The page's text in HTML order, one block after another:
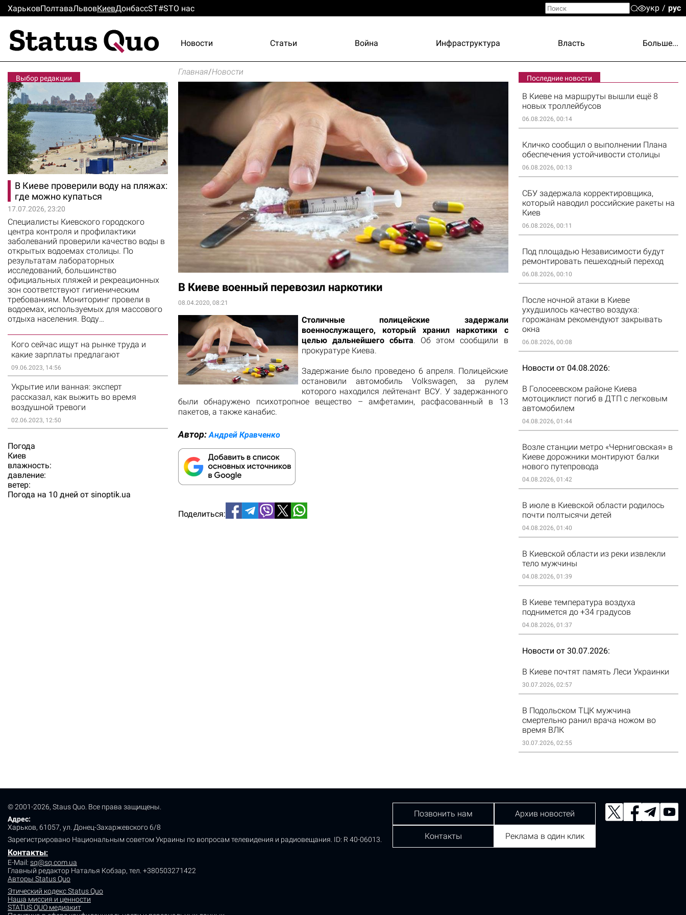
ХарьковПолтаваЛьвовКиевДонбассST#STО нас укр рус
Новости Статьи Война Инфраструктура Власть Больше...
Выбор редакции
В Киеве проверили воду на пляжах:
где можно купаться
17.07.2026, 23:20
Специалисты Киевского городского
центра контроля и профилактики
заболеваний проверили качество воды в
открытых водоемах столицы. По
результатам лабораторных
исследований, большинство
официальных пляжей и рекреационных
зон соответствуют гигиеническим
требованиям. Мониторинг провели в
водоемах, используемых для массового
отдыха населения. Воду…
Кого сейчас ищут на рынке труда и
какие зарплаты предлагают
09.06.2023, 14:56
Укрытие или ванная: эксперт
рассказал, как выжить во время
воздушной тревоги
02.06.2023, 12:50
Погода
Киев
влажность:
давление:
ветер:
Погода на 10 дней от sinoptik.ua
Главная/Новости
В Киеве военный перевозил наркотики
08.04.2020, 08:21
Столичные полицейские задержали
военнослужащего, который хранил наркотики с
целью дальнейшего сбыта. Об этом сообщили в
прокуратуре Киева.
Задержание было проведено 6 апреля. Полицейские
остановили автомобиль Volkswagen, за рулем
которого находился лейтенант ВСУ. У задержанного
были обнаружено психотропное вещество – амфетамин, расфасованный в 13
пакетов, а также канабис.
Автор:Андрей Кравченко
Поделиться:
Последние новости
В Киеве на маршруты вышли ещё 8
новых троллейбусов
06.08.2026, 00:14
Кличко сообщил о выполнении Плана
обеспечения устойчивости столицы
06.08.2026, 00:13
СБУ задержала корректировщика,
который наводил российские ракеты на
Киев
06.08.2026, 00:11
Под площадью Независимости будут
ремонтировать пешеходный переход
06.08.2026, 00:10
После ночной атаки в Киеве
ухудшилось качество воздуха:
горожанам рекомендуют закрывать
окна
06.08.2026, 00:08
Новости от 04.08.2026
В Голосеевском районе Киева
мотоциклист погиб в ДТП с легковым
автомобилем
04.08.2026, 01:44
Возле станции метро «Черниговская» в
Киеве дорожники монтируют балки
нового путепровода
04.08.2026, 01:42
В июле в Киевской области родилось
почти полтысячи детей
04.08.2026, 01:40
В Киевской области из реки извлекли
тело мужчины
04.08.2026, 01:39
В Киеве температура воздуха
поднимется до +34 градусов
04.08.2026, 01:37
Новости от 30.07.2026
В Киеве почтят память Леси Украинки
30.07.2026, 02:57
В Подольском ТЦК мужчина
смертельно ранил врача ножом во
время ВЛК
30.07.2026, 02:55
© 2001-2026, Staus Quo. Все права защищены.
Адрес:
Харьков, 61057, ул. Донец-Захаржевского 6/8
Зарегистрировано Национальным советом Украины по вопросам телевидения и радиовещания. ID: R 40-06013.
Контакты:
E-Mail: sq@sq.com.ua
Главный редактор Наталья Кобзар, тел. +380503271422
Авторы Status Quo
Этический кодекс Status Quo
Наша миссия и ценности
STATUS QUO медиакит
Позвонить нам Архив новостей
Контакты Реклама в один клик